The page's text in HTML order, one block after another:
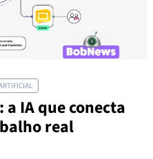
IA que conecta
real